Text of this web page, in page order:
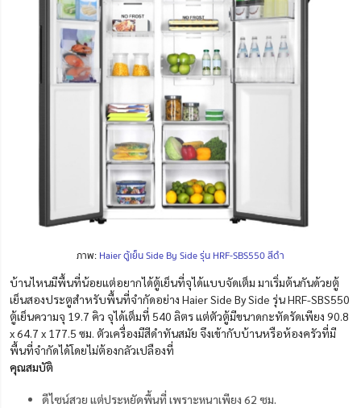
ภาพ: Haier ตู้เย็น Side By Side รุ่น HRF-SBS550 สีดำ
บ้านไหนมีพื้นที่น้อยแต่อยากได้ตู้เย็นที่จุได้แบบจัดเต็ม มาเริ่มต้นกันด้วยตู้
เย็นสองประตูสำหรับพื้นที่จำกัดอย่าง Haier Side By Side รุ่น HRF-SBS550
ตู้เย็นความจุ 19.7 คิว จุได้เต็มที่ 540 ลิตร แต่ตัวตู้มีขนาดกะทัดรัดเพียง 90.8
x 64.7 x 177.5 ซม. ตัวเครื่องมีสีดำทันสมัย จึงเข้ากับบ้านหรือห้องครัวที่มี
พื้นที่จำกัดได้โดยไม่ต้องกลัวเปลืองที่
คุณสมบัติ
ดีไซน์สวย แต่ประหยัดพื้นที่ เพราะหนาเพียง 62 ซม.